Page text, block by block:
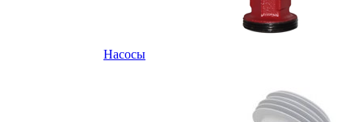
Насосы